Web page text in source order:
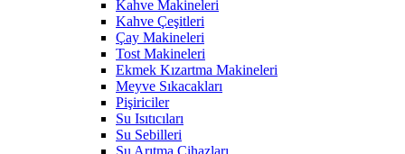
Kahve Makineleri
Kahve Çeşitleri
Çay Makineleri
Tost Makineleri
Ekmek Kızartma Makineleri
Meyve Sıkacakları
Pişiriciler
Su Isıtıcıları
Su Sebilleri
Su Arıtma Cihazları